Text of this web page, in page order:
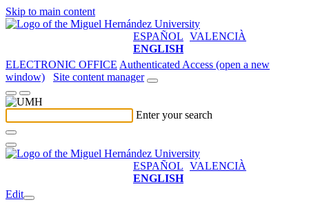
Skip to main content
ESPAÑOL VALENCIÀ
ENGLISH
ELECTRONIC OFFICE Authenticated Access (open a new
window)
Site content manager
Enter your search
ESPAÑOL VALENCIÀ
ENGLISH
Edit